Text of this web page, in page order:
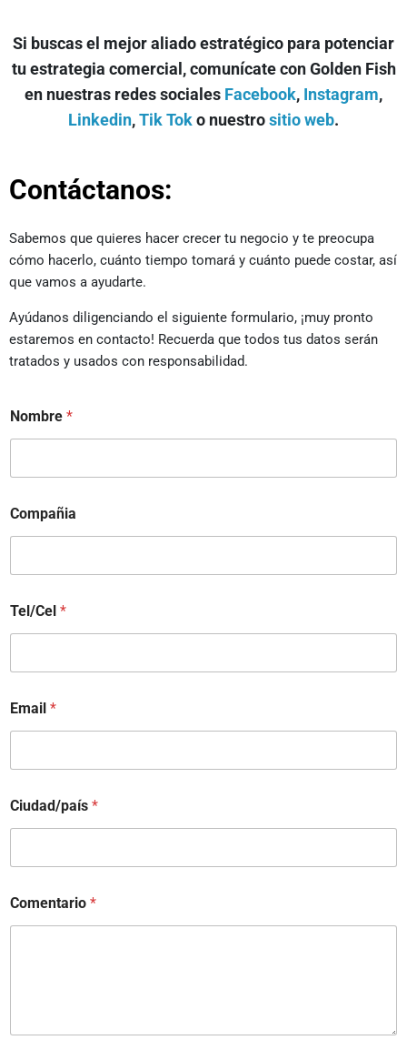
Si buscas el mejor aliado estratégico para potenciar
tu estrategia comercial, comunícate con Golden Fish
en nuestras redes sociales Facebook, Instagram,
Linkedin,Tik Toko nuestrositio web.
Contáctanos:
Sabemos que quieres hacer crecer tu negocio y te preocupa
cómo hacerlo, cuánto tiempo tomará y cuánto puede costar, así
que vamos a ayudarte.
Ayúdanos diligenciando el siguiente formulario, ¡muy pronto
estaremos en contacto! Recuerda que todos tus datos serán
tratados y usados con responsabilidad.
Nombre *
Compañia
Tel/Cel *
Email *
Ciudad/país *
Comentario *